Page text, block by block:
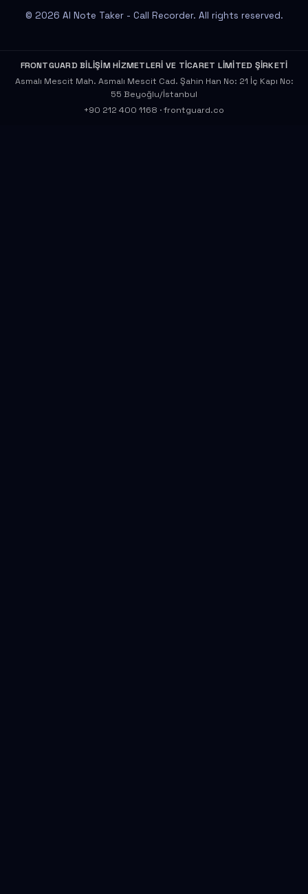
© 2026 AI Note Taker - Call Recorder. All rights reserved.
FRONTGUARD BİLİŞİM HİZMETLERİ VE TİCARET LİMİTED ŞİRKETİ
Asmalı Mescit Mah. Asmalı Mescit Cad. Şahin Han No: 21 İç Kapı No:
55 Beyoğlu/İstanbul
+90 212 400 1168 ·frontguard.co